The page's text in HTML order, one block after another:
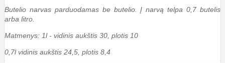
Butelio narvas parduodamas be butelio. Į narvą telpa 0,7 butelis
arba litro.
Matmenys: 1l - vidinis aukštis 30, plotis 10
0,7l vidinis aukštis 24,5, plotis 8,4